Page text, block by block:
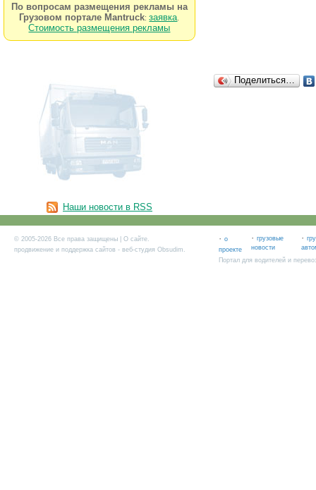
По вопросам размещения рекламы на
Грузовом портале Mantruck:заявка
Стоимость размещения рекламы
Наши новости в RSS
Поделиться…
© 2005-2026 Все права защищены | О сайте.
продвижение и поддержка сайтов - веб-студия Obsudim.
· о
проекте
· грузовые
новости
·
Портал для водителей и